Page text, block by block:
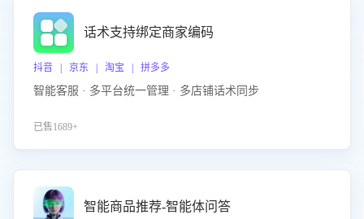
话术支持绑定商家编码
抖音 | 京东 | 淘宝 | 拼多多
智能客服 · 多平台统一管理 · 多店铺话术同步
已售1689+
智能商品推荐-智能体问答